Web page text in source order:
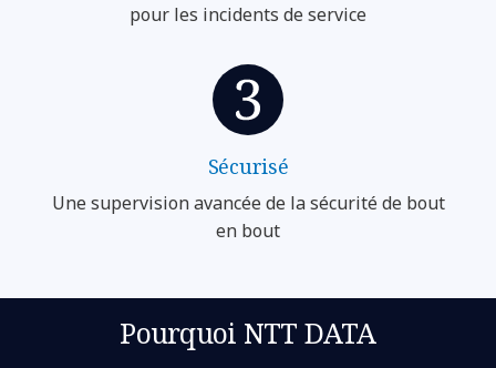
pour les incidents de service
Sécurisé
Une supervision avancée de la sécurité de bout
en bout
Pourquoi NTT DATA